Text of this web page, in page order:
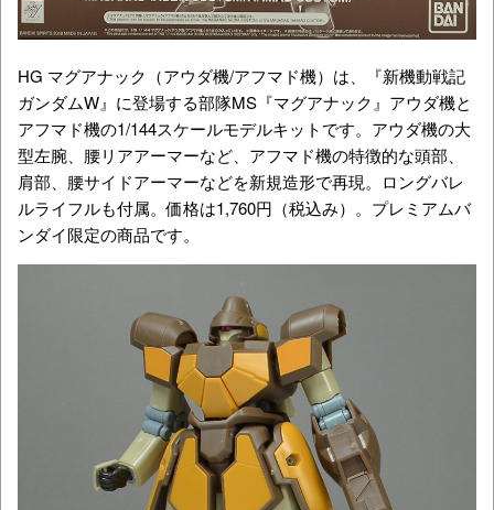
HG マグアナック（アウダ機/アフマド機）は、『新機動戦記
ガンダムW』に登場する部隊MS『マグアナック』アウダ機と
アフマド機の1/144スケールモデルキットです。アウダ機の大
型左腕、腰リアアーマーなど、アフマド機の特徴的な頭部、
肩部、腰サイドアーマーなどを新規造形で再現。ロングバレ
ルライフルも付属。価格は1,760円（税込み）。プレミアムバ
ンダイ限定の商品です。